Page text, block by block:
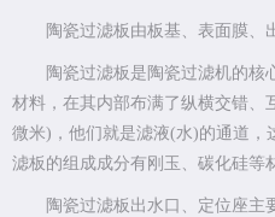
陶瓷过滤板由板基、表面膜、
陶瓷过滤板是陶瓷过滤机的核
材料，在其内部布满了纵横交错、
微米)，他们就是滤液(水)的通道，
滤板的组成成分有刚玉、碳化硅等
陶瓷过滤板出水口、定位座主